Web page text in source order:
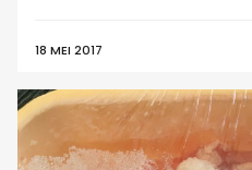
18 MEI 2017